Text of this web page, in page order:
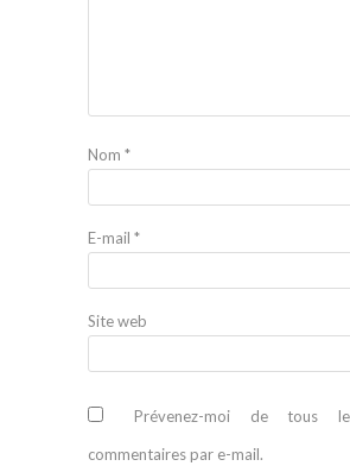
Nom *
E-mail *
Site web
Prévenez-moi de tous
commentaires par e-mail.